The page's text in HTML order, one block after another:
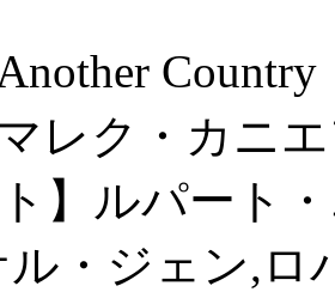
Country
マレク・カニ
ト】ルパート
ル・ジェン,ロ